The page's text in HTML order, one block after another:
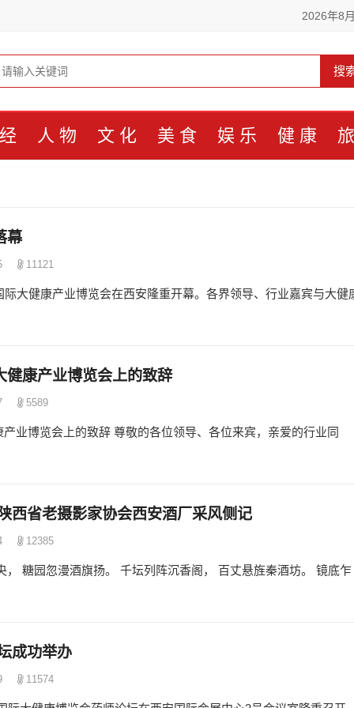
2026年8
搜
人物 文化 美食 娱乐 健康
幕
11121
大健康产业博览会在西安隆重开幕。各界领导、行业嘉宾与大健
健康产业博览会上的致辞
5589
业博览会上的致辞 尊敬的各位领导、各位来宾，亲爱的行业同
省老摄影家协会西安酒厂采风侧记
12385
糖园忽漫酒旗扬。 千坛列阵沉香阁， 百丈悬旌秦酒坊。 镜底乍
成功举办
11574